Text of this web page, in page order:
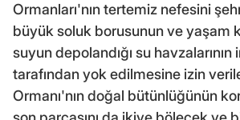
Ormanları'nın tertemiz nefesini
büyük soluk borusunun ve yaşam
suyun depolandığı su
tarafından yok edilmesine izin
Ormanı'nın doğal bütünlüğünün